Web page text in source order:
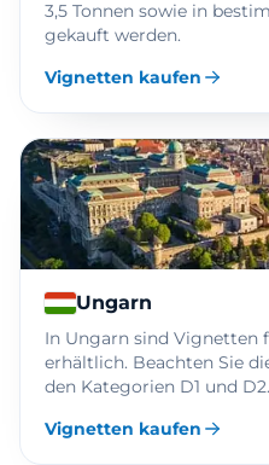
3,5 Tonnen sowie in
gekauft werden.
Vignetten kaufen
Ungarn
In Ungarn sind Vignetten
erhältlich. Beachten Sie
den Kategorien D1 und D2.
Vignetten kaufen